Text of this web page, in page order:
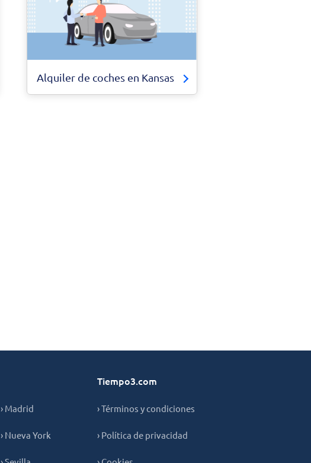
Alquiler de coches en Kansas
› Madrid
› Nueva York
Tiempo3.com
› Términos y condiciones
› Política de privacidad